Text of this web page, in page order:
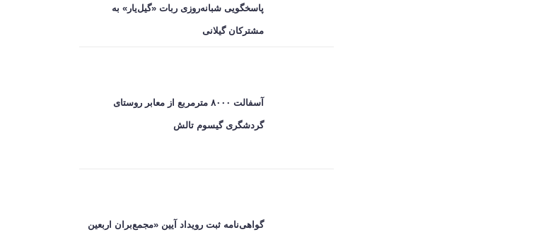
پاسخگویی شبانه‌روزی ربات «گیل‌یار» به
مشترکان گیلانی
آسفالت ۸۰۰۰ مترمربع از معابر روستای
گردشگری گیسوم تالش
گواهی‌نامه ثبت رویداد آیین «مجمع‌بران اربعین